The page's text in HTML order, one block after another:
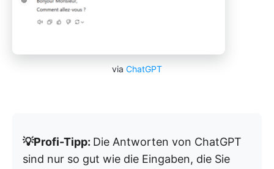
via ChatGPT
💡Profi-Tipp: Die Antworten von ChatGPT
sind nur so gut wie die Eingaben, die Sie